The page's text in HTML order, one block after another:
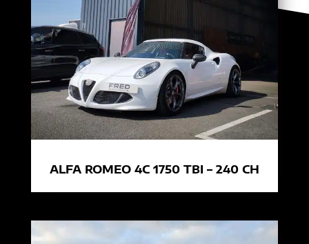
ALFA ROMEO 4C 1750 TBI – 240 CH